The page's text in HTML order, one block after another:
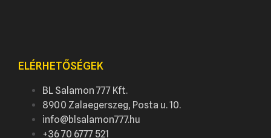
ELÉRHETŐSÉGEK
BL Salamon 777 Kft.
8900 Zalaegerszeg, Posta u. 10.
info@blsalamon777.hu
+36 70 6777 521